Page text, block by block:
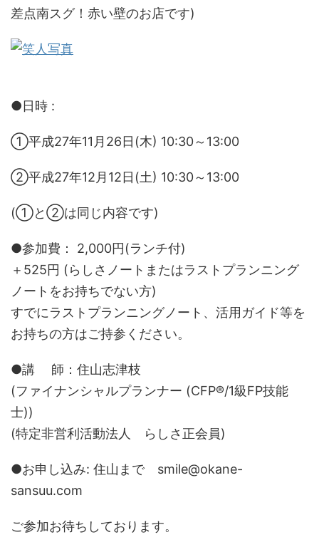
差点南スグ！赤い壁のお店です)
●日時 :
①平成27年11月26日(木) 10:30～13:00
②平成27年12月12日(土) 10:30～13:00
(①と②は同じ内容です)
●参加費： 2,000円(ランチ付)
＋525円 (らしさノートまたはラストプランニング
ノートをお持ちでない方)
すでにラストプランニングノート、活用ガイド等を
お持ちの方はご持参ください。
●講 師：住山志津枝
(ファイナンシャルプランナー (CFP®/1級FP技能
士))
(特定非営利活動法人 らしさ正会員)
●お申し込み: 住山まで smile@okane-
sansuu.com
ご参加お待ちしております。